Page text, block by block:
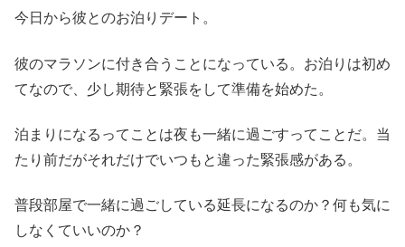
今日から彼とのお泊りデート。
彼のマラソンに付き合うことになっている。お泊りは初め
てなので、少し期待と緊張をして準備を始めた。
泊まりになるってことは夜も一緒に過ごすってことだ。当
たり前だがそれだけでいつもと違った緊張感がある。
普段部屋で一緒に過ごしている延長になるのか？何も気に
しなくていいのか？